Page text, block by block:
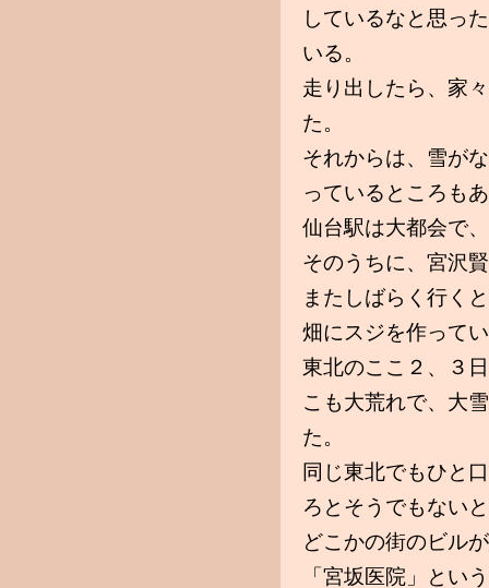
しているなと思っ
いる。
走り出したら、家
た。
それからは、雪が
っているところも
仙台駅は大都会で
そのうちに、宮沢
またしばらく行く
畑にスジを作って
東北のここ２、３
こも大荒れで、大
た。
同じ東北でもひと
ろとそうでもない
どこかの街のビル
「宮坂医院」とい